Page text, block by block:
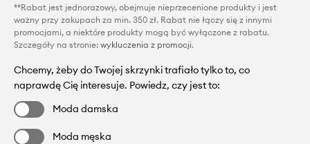
**Rabat jest jednorazowy, obejmuje nieprzecenione produkty i jest
ważny przy zakupach za min. 350 zł. Rabat nie łączy się z innymi
promocjami, a niektóre produkty mogą być wyłączone z rabatu.
Szczegóły na stronie: wykluczenia z promocji.
Chcemy, żeby do Twojej skrzynki trafiało tylko to, co
naprawdę Cię interesuje. Powiedz, czy jest to:
Moda damska
Moda męska